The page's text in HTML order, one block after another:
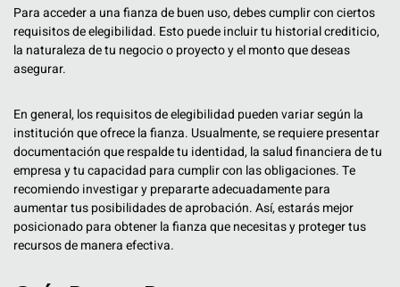
Para acceder a una fianza de buen uso, debes cumplir con ciertos
requisitos de elegibilidad. Esto puede incluir tu historial crediticio,
la naturaleza de tu negocio o proyecto y el monto que deseas
asegurar.
En general, los requisitos de elegibilidad pueden variar según la
institución que ofrece la fianza. Usualmente, se requiere presentar
documentación que respalde tu identidad, la salud financiera de tu
empresa y tu capacidad para cumplir con las obligaciones. Te
recomiendo investigar y prepararte adecuadamente para
aumentar tus posibilidades de aprobación. Así, estarás mejor
posicionado para obtener la fianza que necesitas y proteger tus
recursos de manera efectiva.